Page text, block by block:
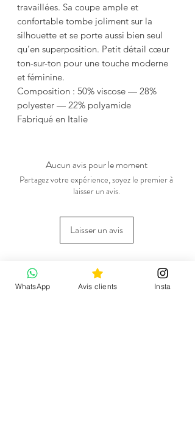
travaillées. Sa coupe ample et
confortable tombe joliment sur la
silhouette et se porte aussi bien seul
qu’en superposition. Petit détail cœur
ton-sur-ton pour une touche moderne
et féminine.
Composition : 50% viscose — 28%
polyester — 22% polyamide
Fabriqué en Italie
Aucun avis pour le moment
Partagez votre expérience, soyez le premier à
laisser un avis.
Laisser un avis
Vous pourriez aimer
WhatsApp Avis clients Insta